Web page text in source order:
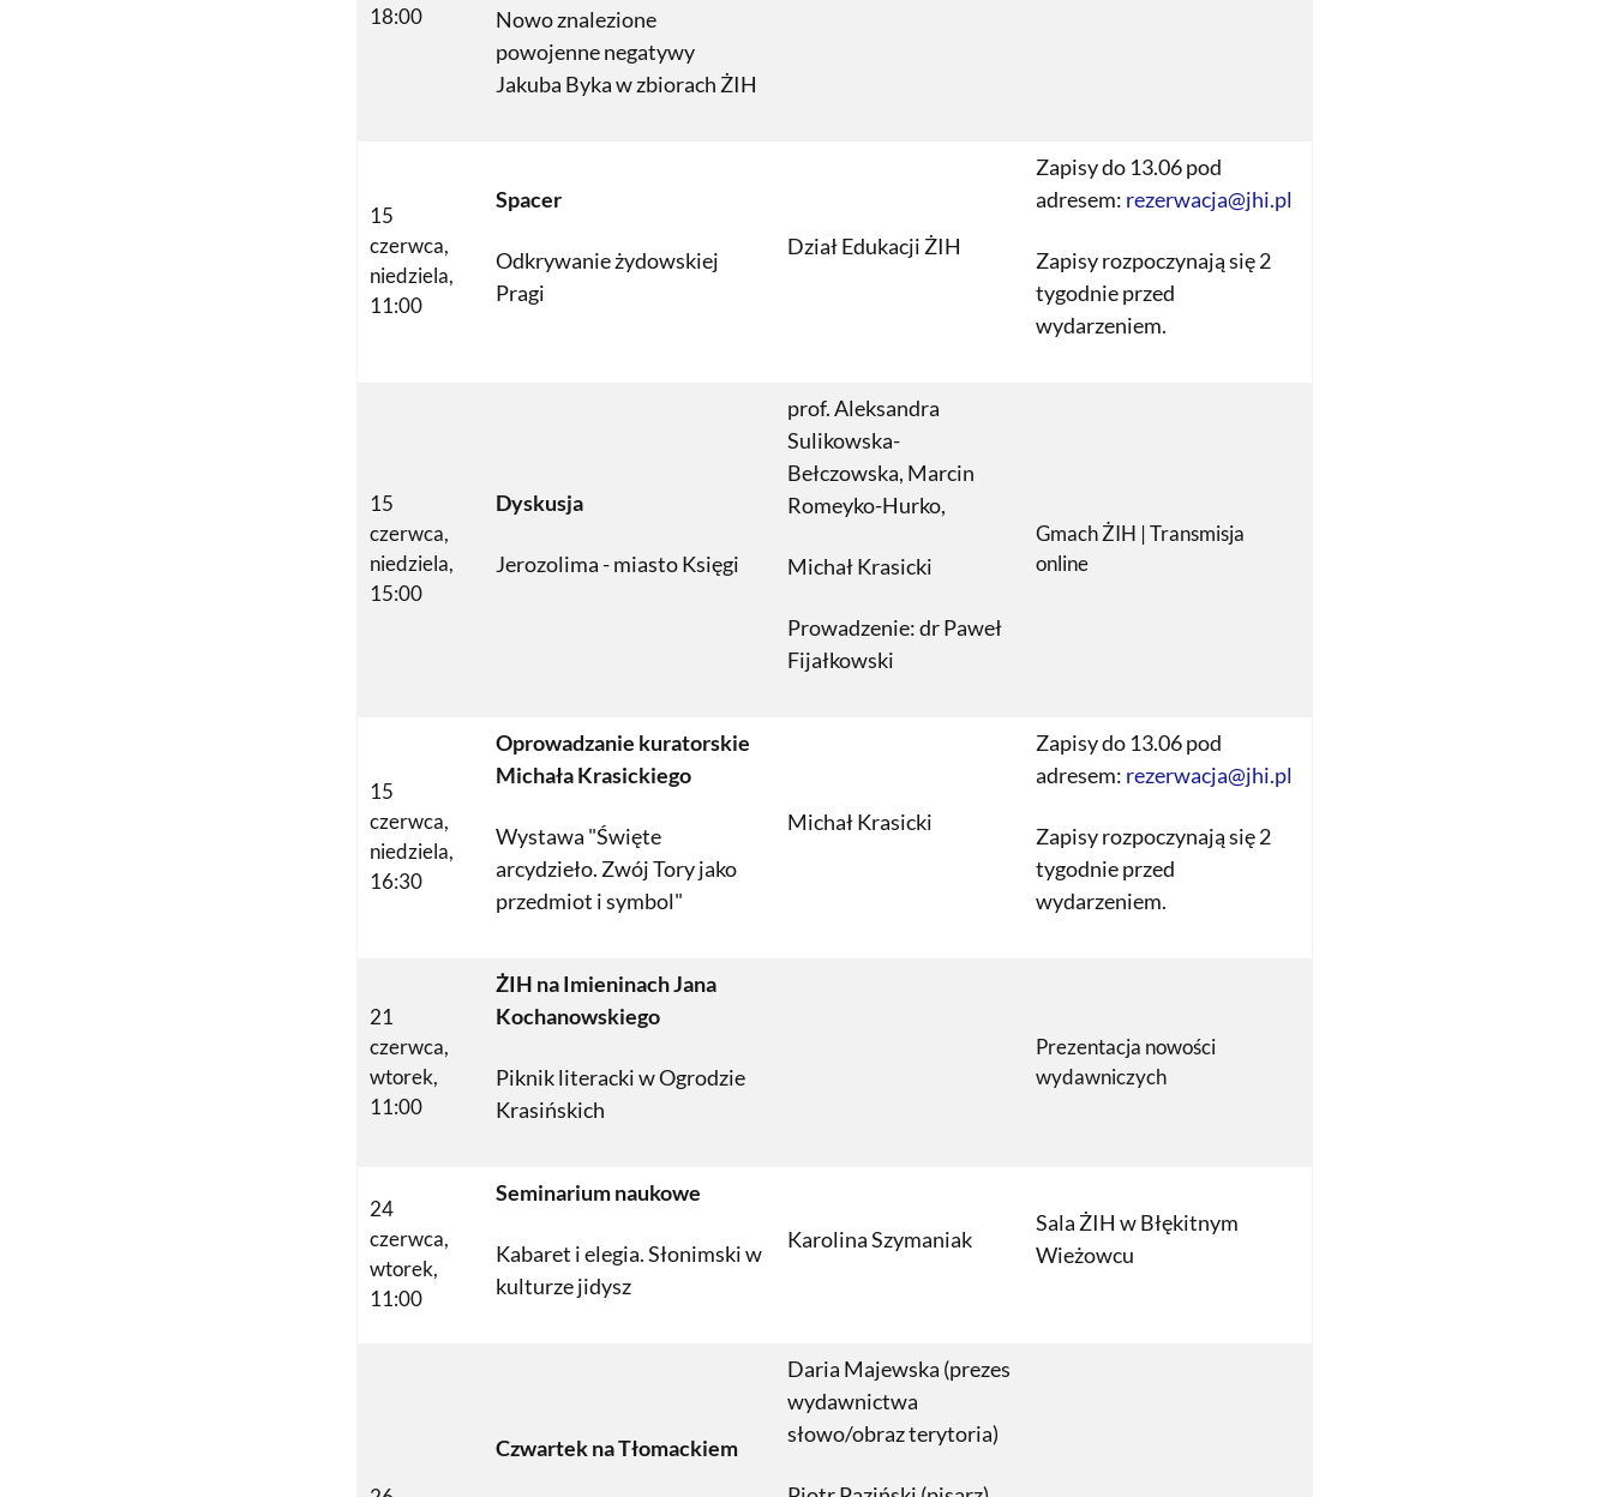
18:00
Nowo znalezione
powojenne negatywy
Jakuba Byka w zbiorach ŻIH
15
czerwca,
niedziela,
11:00
Spacer
Odkrywanie żydowskiej
Pragi
Dział Edukacji ŻIH
Zapisy do 13.06 pod
adresem: rezerwacja@jhi.pl
Zapisy rozpoczynają się 2
tygodnie przed
wydarzeniem.
15
czerwca,
niedziela,
15:00
Dyskusja
Jerozolima - miasto Księgi
prof. Aleksandra
Sulikowska-
Bełczowska, Marcin
Romeyko-Hurko,
Michał Krasicki
Prowadzenie: dr Paweł
Fijałkowski
Gmach ŻIH | Transmisja
online
15
czerwca,
niedziela,
16:30
Oprowadzanie kuratorskie
Michała Krasickiego
Wystawa "Święte
arcydzieło. Zwój Tory jako
przedmiot i symbol"
Michał Krasicki
Zapisy do 13.06 pod
adresem: rezerwacja@jhi.pl
Zapisy rozpoczynają się 2
tygodnie przed
wydarzeniem.
21
czerwca,
wtorek,
11:00
ŻIH na Imieninach Jana
Kochanowskiego
Piknik literacki w Ogrodzie
Krasińskich
Prezentacja nowości
wydawniczych
24
czerwca,
wtorek,
11:00
Seminarium naukowe
Kabaret i elegia. Słonimski w
kulturze jidysz
Karolina Szymaniak
Sala ŻIH w Błękitnym
Wieżowcu
Czwartek na Tłomackiem
Daria Majewska (prezes
wydawnictwa
słowo/obraz terytoria)